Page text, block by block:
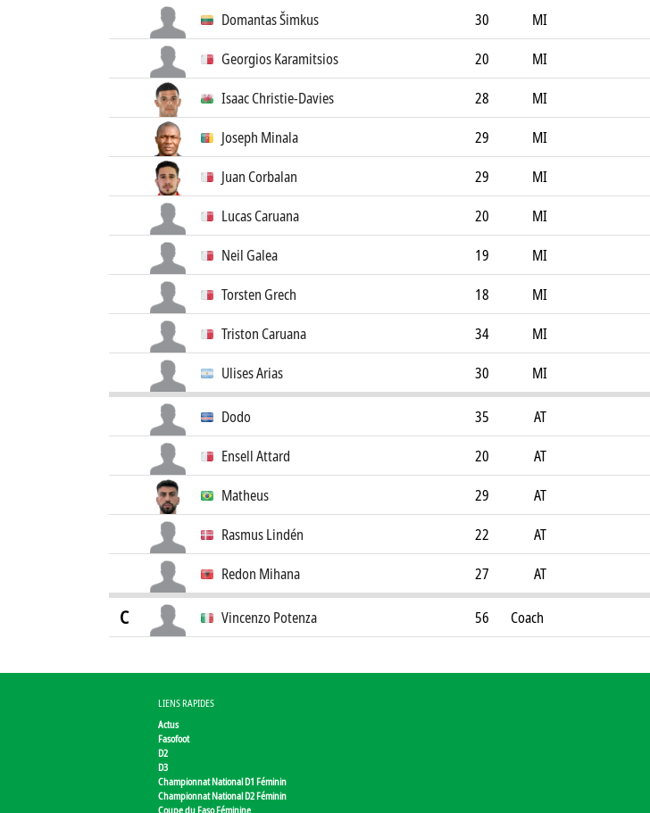
Domantas Šimkus 30
MI
Georgios Karamitsios
20
MI
Isaac Christie-Davies
28
MI
Joseph Minala
29
MI
Juan Corbalan
29
MI
Lucas Caruana
20
MI
Neil Galea
19
MI
Torsten Grech
18
MI
Triston Caruana
34
MI
Ulises Arias
30 MI
Dodo 35
AT
Ensell Attard
20
AT
Matheus
29
AT
Rasmus Lindén
22
AT
Redon Mihana
27 AT
C Vincenzo Potenza 56 Coach
LIENS RAPIDES
Actus
Fasofoot
D2
D3
Championnat National D1 Féminin
Championnat National D2 Féminin
Coupe du Faso Féminine